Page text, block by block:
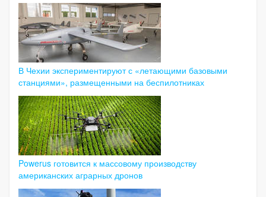
В Чехии экспериментируют с «летающими базовыми
станциями», размещенными на беспилотниках
Powerus готовится к массовому производству
американских аграрных дронов